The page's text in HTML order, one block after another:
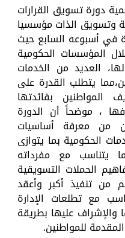
دورة تسويق القرارات
وتسويق الذات مؤسسيا
في أسبوعه السابع حيث
المؤسسات الحكومية
العديد من الخدمات
يتطلب القدرة على
المواطنين بفائدتها
، موضحاً أن الدورة
من معرفة أساسيات
الحكومية بما يتوازى
يتناسب مع مفرداته
الحملات التسويقية
من تنفيذ أكبر وأعقد
مع تطلعات الإدارة
والإشراف عليها بطريقة
للمواطنين.